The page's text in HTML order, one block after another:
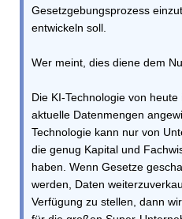
Gesetzgebungsprozess
entwickeln soll.
Wer meint, dies diene dem
Die KI-Technologie von
aktuelle Datenmengen
Technologie kann nur von
die genug Kapital und
haben. Wenn Gesetze
werden, Daten
Verfügung zu stellen, dann